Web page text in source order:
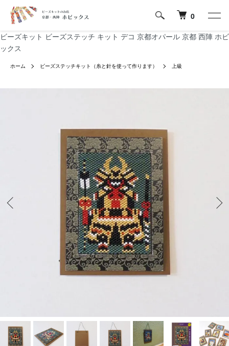
ビーズキット ビーズステッチ キット デコ 京都オパール 京都 西陣 ホビ
ックス
0
ホーム ビーズステッチキット（糸と針を使って作ります） 上級